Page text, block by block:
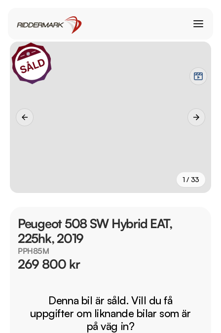
1 / 33
Peugeot 508 SW Hybrid EAT,
225hk, 2019
PPH85M
269 800 kr
Denna bil är såld. Vill du få
uppgifter om liknande bilar som är
på väg in?